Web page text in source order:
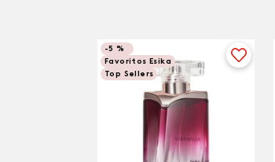
-5 %
Favoritos Esika
Top Sellers